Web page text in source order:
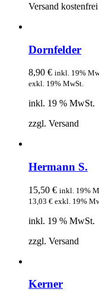
Versand kostenfrei
Dornfelder
8,90 € inkl. 19%
exkl. 19% MwSt.
inkl. 19 % MwSt.
zzgl. Versand
Hermann S.
15,50 € inkl. 19%
13,03 € exkl. 19%
inkl. 19 % MwSt.
zzgl. Versand
Kerner